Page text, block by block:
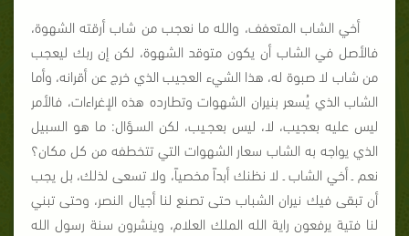
أخي الشاب المتعفف، والله ما نعجب من شاب أرقته الشهوة،
فالأصل في الشاب أن يكون متوقد الشهوة، لكن إن ربك ليعجب
من شاب لا صبوة له، هذا الشيء العجيب الذي خرج عن أقرانه، وأما
الشاب الذي يُسعر بنيران الشهوات وتطارده هذه الإغراءات، فالأمر
ليس عليه بعجيب، لا، ليس بعجـيب، لكن السـؤال: ما هو السبيل
الذي يواجه به الشاب سعار الشهوات التي تتخطفه من كل مكان؟
نعم ـ أخي الشاب ـ لا نظنك أبداً مخصياً، ولا تسعى لذلك، بل يجب
أن تبقى فيك نيران الشباب حتى تصنع لنا أجيال النصر، وحتى تبني
لنا فتية يرفعون راية الله الملك العلام، وينشرون سنة رسول الله